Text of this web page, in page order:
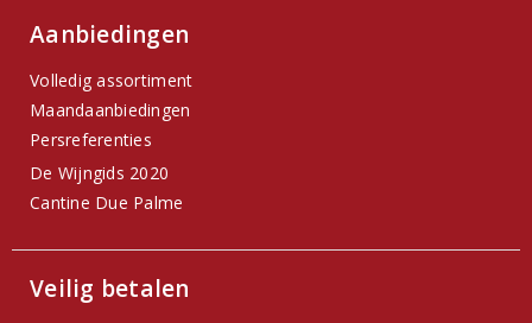
Aanbiedingen
Volledig assortiment
Maandaanbiedingen
Persreferenties
De Wijngids 2020
Cantine Due Palme
Veilig betalen